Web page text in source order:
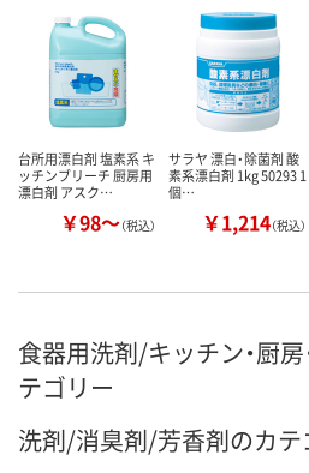
台所用漂白剤 塩素系 キ
ッチンブリーチ 厨房用
漂白剤 アスク…
￥98～（税込）
サラヤ 漂白・除菌剤 酸
素系漂白剤 1kg 50293 1
個…
￥1,214（税込）
食器用洗剤/キッチン・厨
テゴリー
洗剤/消臭剤/芳香剤のカテ